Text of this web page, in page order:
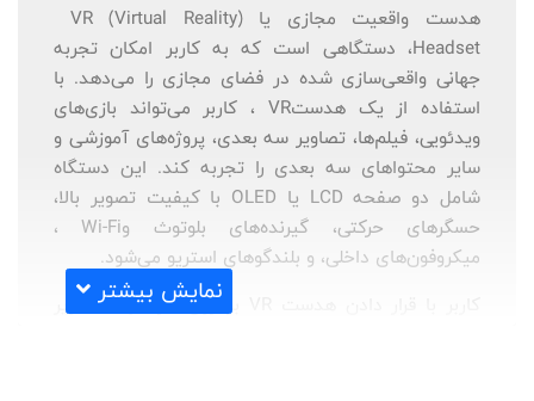
هدست واقعیت مجازی یاVR (Virtual Reality)
Headset، دستگاهی است که به کاربر امکان تجربه
جهانی واقعی‌سازی شده در فضای مجازی را می‌دهد. با
استفاده از یک هدستVR ، کاربر می‌تواند بازی‌های
ویدئویی، فیلم‌ها، تصاویر سه بعدی، پروژه‌های آموزشی و
سایر محتواهای سه بعدی را تجربه کند. این دستگاه
شامل دو صفحهLCD یا OLED با کیفیت تصویر بالا،
حسگرهای حرکتی، گیرنده‌های بلوتوث وWi-Fi ،
میکروفون‌های داخلی، و بلندگوهای استریو می‌شود.
بر روی سر خود، تصاویر
نمایش بیشتر